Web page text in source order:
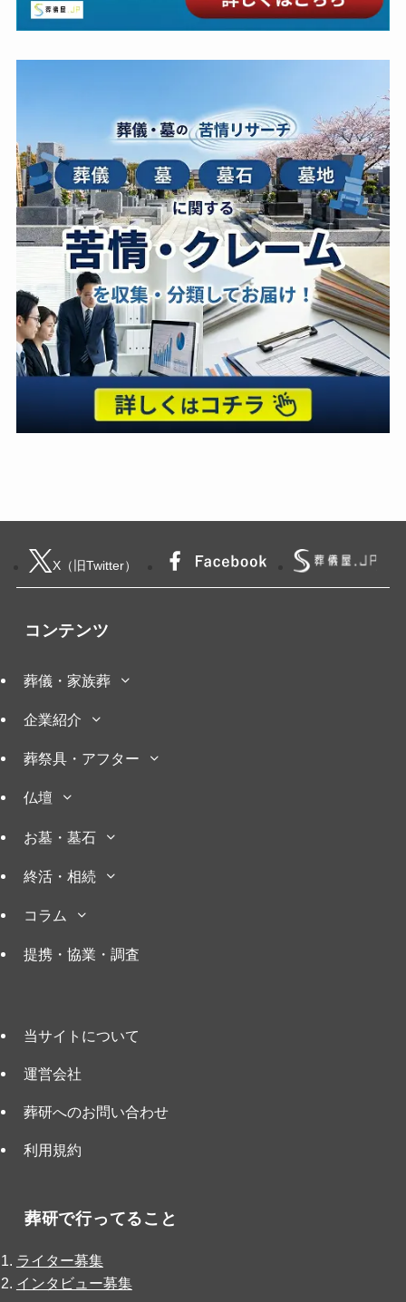
X（旧Twitter）
コンテンツ
葬儀・家族葬
企業紹介
葬祭具・アフター
仏壇
お墓・墓石
終活・相続
コラム
提携・協業・調査
当サイトについて
運営会社
葬研へのお問い合わせ
利用規約
葬研で行ってること
ライター募集
インタビュー募集